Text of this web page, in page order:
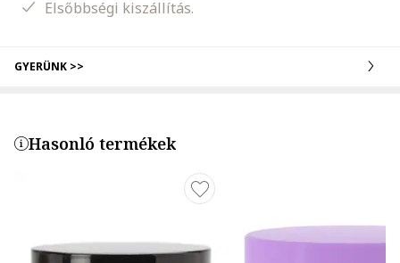
Elsőbbségi kiszállítás.
GYERÜNK >>
Hasonló termékek